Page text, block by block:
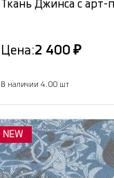
Ткань Джинса с
Цена:2 400 ₽
В наличии 4.00 шт
NEW